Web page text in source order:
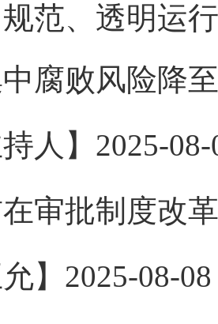
范、透明运
腐败风险降
】2025-08-
批制度改革
2025-08-08